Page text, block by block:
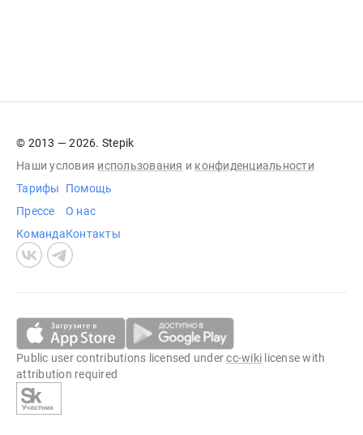
© 2013 — 2026. Stepik
Наши условия использования и конфиденциальности
Тарифы
Прессе
Команда
Помощь
О нас
Контакты
Public user contributions licensed undercc-wiki license with
attribution required